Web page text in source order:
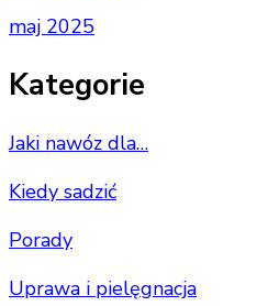
maj 2025
Kategorie
Jaki nawóz dla…
Kiedy sadzić
Porady
Uprawa i pielęgnacja